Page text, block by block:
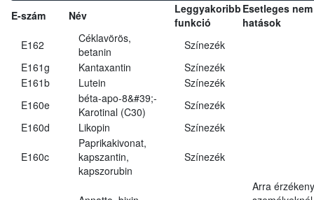
E-szám Név
Leggyakoribb
funkció
Esetleges
hatások
E162
Céklavörös,
betanin
Színezék
E161g
Kantaxantin
Színezék
E161b
Lutein
Színezék
E160e
béta-apo-8&#39;-
Karotinal (C30)
Színezék
E160d
Likopin Színezék
E160c
Paprikakivonat,
kapszantin,
kapszorubin
Színezék
Arra érzékeny